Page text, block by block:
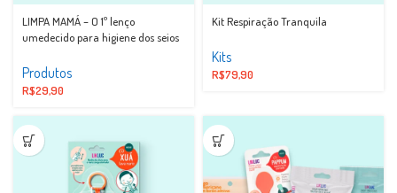
LIMPA MAMÁ – O 1º lenço
umedecido para higiene dos seios
Produtos
R$29,90
Kit Respiração Tranquila
Kits
R$79,90